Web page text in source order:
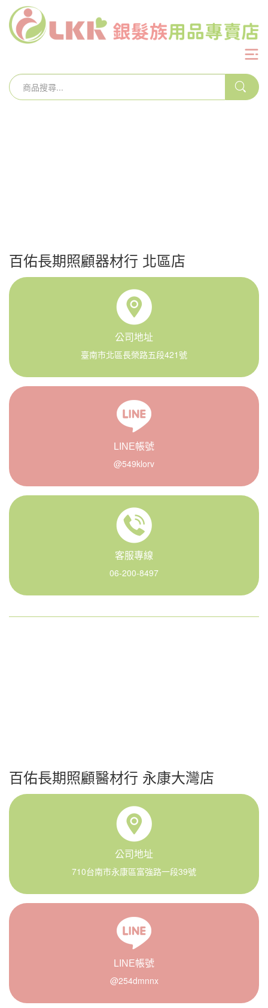
百佑長期照顧器材行 北區店
公司地址
臺南市北區長榮路五段421號
LINE帳號
@549klorv
客服專線
06-200-8497
百佑長期照顧醫材行 永康大灣店
公司地址
710台南市永康區富強路一段39號
LINE帳號
@254dmnnx